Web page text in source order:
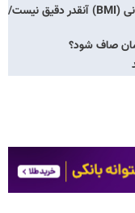
نتایج مهم یک تحقیق؛ شاخص توده بدنی (BMI) آنقدر دقیق نیست/
صاف شود؟